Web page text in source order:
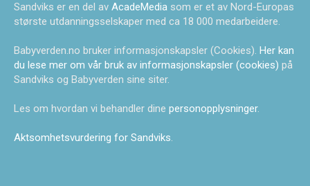
Sandviks er en del av AcadeMedia som er et av Nord-Europas
største utdanningsselskaper med ca 18 000 medarbeidere.
Babyverden.no bruker informasjonskapsler (Cookies). Her kan
du lese mer om vår bruk av informasjonskapsler (cookies) på
Sandviks og Babyverden sine siter.
Les om hvordan vi behandler dine personopplysninger.
Aktsomhetsvurdering for Sandviks.